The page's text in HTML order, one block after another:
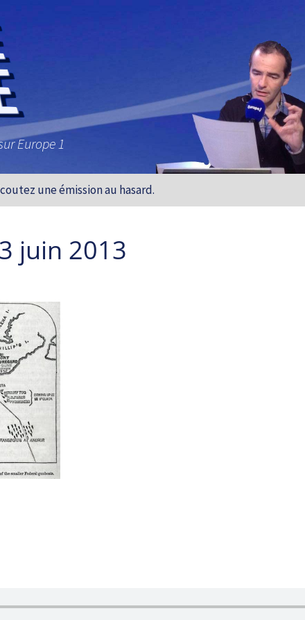
Europe 1
une émission au hasard.
juin 2013